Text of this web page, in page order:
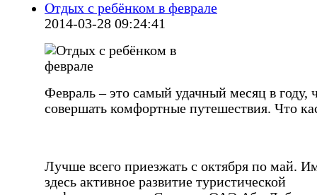
Отдых с ребёнком в феврале
2014-03-28 09:24:41
Февраль – это самый удачный месяц в году,
совершать комфортные путешествия. Что
Лучше всего приезжать с октября по май.
здесь активное развитие туристической